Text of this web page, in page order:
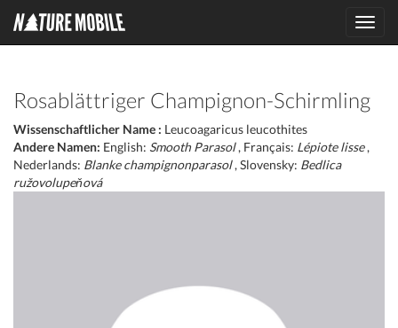
Rosablättriger Champignon-Schirmling
Wissenschaftlicher Name : Leucoagaricus leucothites
Andere Namen: English: Smooth Parasol, Français: Lépiote lisse,
Nederlands: Blanke champignonparasol, Slovensky: Bedlica
ružovolupeňová